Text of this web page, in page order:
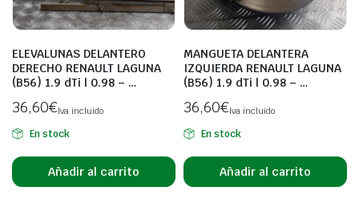
ELEVALUNAS DELANTERO
DERECHO RENAULT LAGUNA
(B56) 1.9 dTi | 0.98 – …
36,60€Iva incluido
En stock
Añadir al carrito
MANGUETA DELANTERA
IZQUIERDA RENAULT LAGUNA
(B56) 1.9 dTi | 0.98 – …
36,60€Iva incluido
En stock
Añadir al carrito